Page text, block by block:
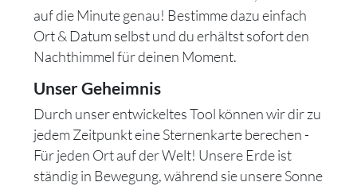
auf die Minute genau! Bestimme dazu einfach
Ort & Datum selbst und du erhältst sofort den
Nachthimmel für deinen Moment.
Unser Geheimnis
Durch unser entwickeltes Tool können wir dir zu
jedem Zeitpunkt eine Sternenkarte berechen -
Für jeden Ort auf der Welt! Unsere Erde ist
ständig in Bewegung, während sie unsere Sonne